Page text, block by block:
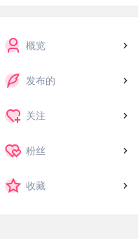
概览
发布的
关注
粉丝
收藏